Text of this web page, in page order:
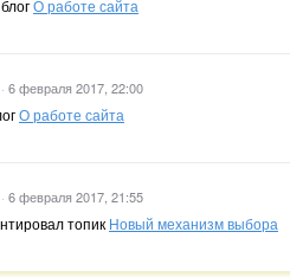
О работе сайта
· 6 февраля 2017, 22:00
О работе сайта
· 6 февраля 2017, 21:55
топик Новый механизм выбора